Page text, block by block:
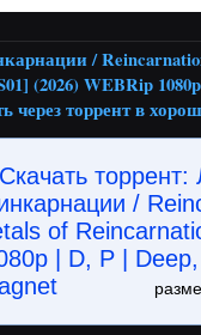
/
(2026) WEBRip
через торрент в
Скачать торрент:
/
of
| D, P |